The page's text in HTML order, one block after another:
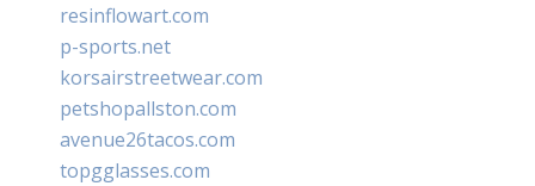
resinflowart.com
p-sports.net
korsairstreetwear.com
petshopallston.com
avenue26tacos.com
topgglasses.com